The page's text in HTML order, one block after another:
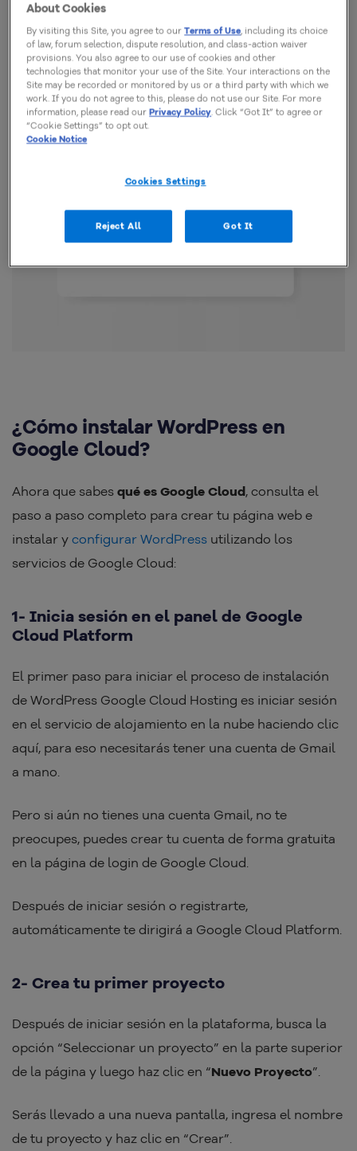
Cloud, un servicio que puede atender sitios web
corporativos, ecommerces y blogs en todo el mundo.
¿Cómo instalar WordPress en
Google Cloud?
Ahora que sabes qué es Google Cloud, consulta el
paso a paso completo para crear tu página web e
instalar y configurar WordPress utilizando los
servicios de Google Cloud:
1- Inicia sesión en el panel de Google
Cloud Platform
El primer paso para iniciar el proceso de instalación
de WordPress Google Cloud Hosting es iniciar sesión
en el servicio de alojamiento en la nube haciendo clic
aquí, para eso necesitarás tener una cuenta de Gmail
a mano.
Pero si aún no tienes una cuenta Gmail, no te
preocupes, puedes crear tu cuenta de forma gratuita
en la página de login de Google Cloud.
Después de iniciar sesión o registrarte,
automáticamente te dirigirá a Google Cloud Platform.
2- Crea tu primer proyecto
Después de iniciar sesión en la plataforma, busca la
opción “Seleccionar un proyecto” en la parte superior
de la página y luego haz clic en “Nuevo Proyecto”.
Serás llevado a una nueva pantalla, ingresa el nombre
de tu proyecto y haz clic en “Crear”.
About Cookies
By visiting this Site, you agree to ourTerms of Use, including its choice
of law, forum selection, dispute resolution, and class-action waiver
provisions. You also agree to our use of cookies and other
technologies that monitor your use of the Site. Your interactions on the
Site may be recorded or monitored by us or a third party with which we
work. If you do not agree to this, please do not use our Site. For more
information, please read ourPrivacy Policy. Click “Got It” to agree or
“Cookie Settings” to opt out.
Cookie Notice
Cookies Settings
Reject All Got It